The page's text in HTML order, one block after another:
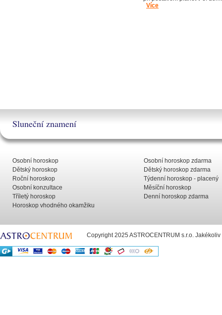
Více
Sluneční znamení
Osobní horoskop
Dětský horoskop
Roční horoskop
Osobní konzultace
Tříletý horoskop
Horoskop vhodného okamžiku
Osobní horoskop zdarma
Dětský horoskop zdarma
Týdenní horoskop - placený
Měsíční horoskop
Denní horoskop zdarma
Copyright 2025 ASTROCENTRUM s.r.o.